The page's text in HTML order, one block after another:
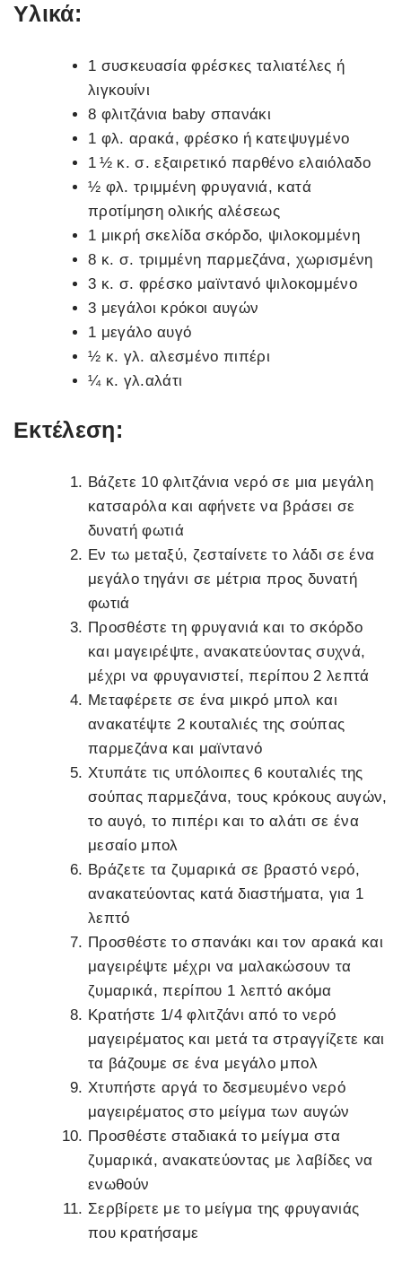
Υλικά:
1 συσκευασία φρέσκες ταλιατέλες ή
λιγκουίνι
8 φλιτζάνια baby σπανάκι
1 φλ. αρακά, φρέσκο ή κατεψυγμένο
1 ½ κ. σ. εξαιρετικό παρθένο ελαιόλαδο
½ φλ. τριμμένη φρυγανιά, κατά
προτίμηση ολικής αλέσεως
1 μικρή σκελίδα σκόρδο, ψιλοκομμένη
8 κ. σ. τριμμένη παρμεζάνα, χωρισμένη
3 κ. σ. φρέσκο μαϊντανό ψιλοκομμένο
3 μεγάλοι κρόκοι αυγών
1 μεγάλο αυγό
½ κ. γλ. αλεσμένο πιπέρι
¼ κ. γλ.αλάτι
Εκτέλεση:
Βάζετε 10 φλιτζάνια νερό σε μια μεγάλη
κατσαρόλα και αφήνετε να βράσει σε
δυνατή φωτιά
Εν τω μεταξύ, ζεσταίνετε το λάδι σε ένα
μεγάλο τηγάνι σε μέτρια προς δυνατή
φωτιά
Προσθέστε τη φρυγανιά και το σκόρδο
και μαγειρέψτε, ανακατεύοντας συχνά,
μέχρι να φρυγανιστεί, περίπου 2 λεπτά
Μεταφέρετε σε ένα μικρό μπολ και
ανακατέψτε 2 κουταλιές της σούπας
παρμεζάνα και μαϊντανό
Χτυπάτε τις υπόλοιπες 6 κουταλιές της
σούπας παρμεζάνα, τους κρόκους αυγών,
το αυγό, το πιπέρι και το αλάτι σε ένα
μεσαίο μπολ
Βράζετε τα ζυμαρικά σε βραστό νερό,
ανακατεύοντας κατά διαστήματα, για 1
λεπτό
Προσθέστε το σπανάκι και τον αρακά και
μαγειρέψτε μέχρι να μαλακώσουν τα
ζυμαρικά, περίπου 1 λεπτό ακόμα
Κρατήστε 1/4 φλιτζάνι από το νερό
μαγειρέματος και μετά τα στραγγίζετε και
τα βάζουμε σε ένα μεγάλο μπολ
Χτυπήστε αργά το δεσμευμένο νερό
μαγειρέματος στο μείγμα των αυγών
Προσθέστε σταδιακά το μείγμα στα
ζυμαρικά, ανακατεύοντας με λαβίδες να
ενωθούν
Σερβίρετε με το μείγμα της φρυγανιάς
που κρατήσαμε